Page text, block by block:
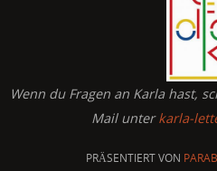
Wenn du Fragen an Karla hast,
Mail unterkarla-
PRÄSENTIERT VON